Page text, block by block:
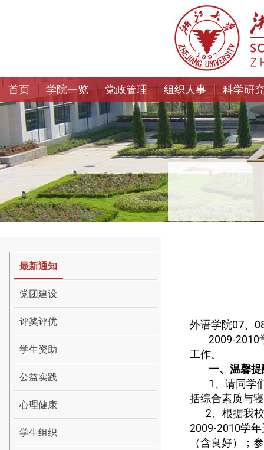
首页 学院一览 党政管理 组织人事 科学研
最新通知
党团建设
评奖评优
学生资助
公益实践
心理健康
学生组织
外语学院07、
2009-2010
工作。
一、温馨提
1 、请同学
括综合素质与
2、根据我
2009-2010学年
（含良好）
；